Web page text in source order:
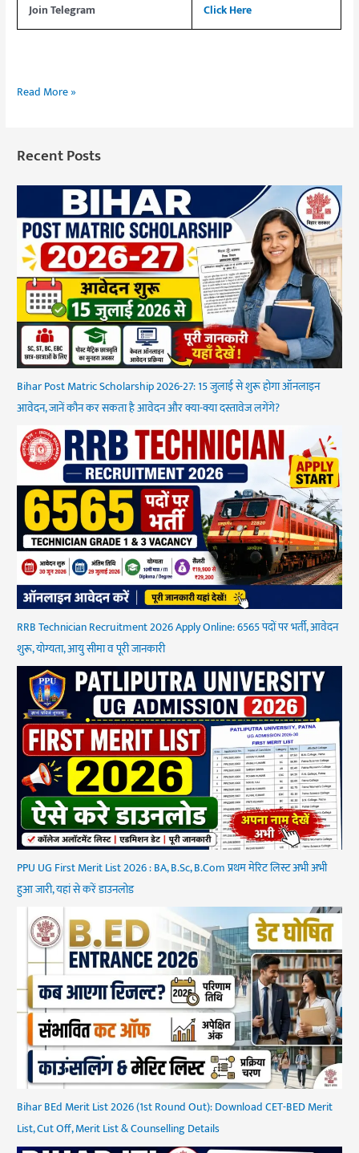
Join Telegram Click Here
Read More »
Recent Posts
Bihar Post Matric Scholarship 2026-27: 15 जुलाई से शुरू होगा ऑनलाइन
आवेदन, जानें कौन कर सकता है आवेदन और क्या-क्या दस्तावेज लगेंगे?
RRB Technician Recruitment 2026 Apply Online: 6565 पदों पर भर्ती, आवेदन
शुरू, योग्यता, आयु सीमा व पूरी जानकारी
PPU UG First Merit List 2026 : BA, B.Sc, B.Com प्रथम मेरिट लिस्ट अभी अभी
हुआ जारी, यहां से करें डाउनलोड
Bihar BEd Merit List 2026 (1st Round Out): Download CET-BED Merit
List, Cut Off, Merit List & Counselling Details